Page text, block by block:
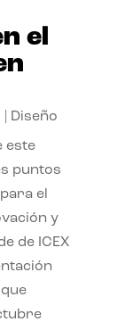
el
Diseño
este
puntos
el
y
de ICEX